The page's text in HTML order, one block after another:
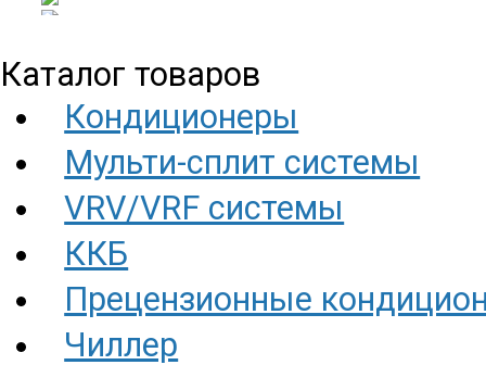
Каталог товаров
Кондиционеры
Мульти-сплит системы
VRV/VRF системы
ККБ
Прецензионные
Чиллер